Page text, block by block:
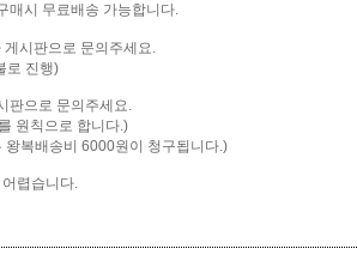
매시 무료배송 가능합니다.
시판으로 문의주세요.
로 진행)
판으로 문의주세요.
원칙으로 합니다.)
복배송비 6000원이 청구됩니다.)
렵습니다.